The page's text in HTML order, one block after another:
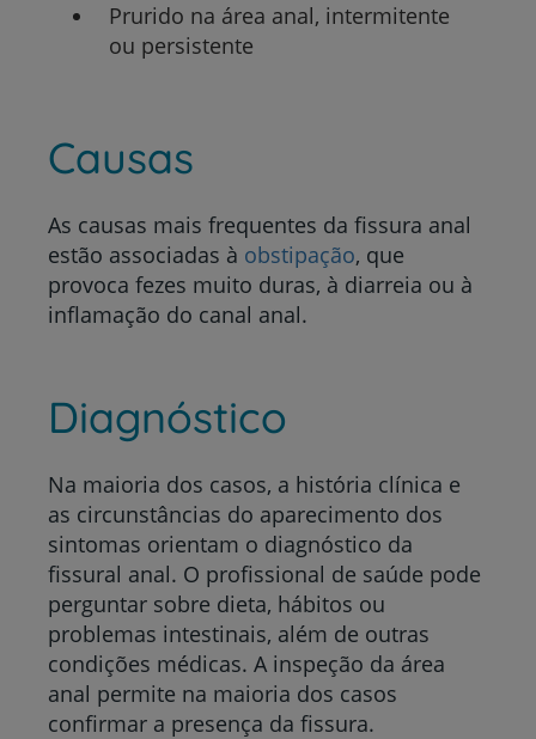
Prurido na área anal, intermitente
ou persistente
Causas
As causas mais frequentes da fissura anal
estão associadas à obstipação, que
provoca fezes muito duras, à diarreia ou à
inflamação do canal anal.
Diagnóstico
Na maioria dos casos, a história clínica e
as circunstâncias do aparecimento dos
sintomas orientam o diagnóstico da
fissural anal. O profissional de saúde pode
perguntar sobre dieta, hábitos ou
problemas intestinais, além de outras
condições médicas. A inspeção da área
anal permite na maioria dos casos
confirmar a presença da fissura.